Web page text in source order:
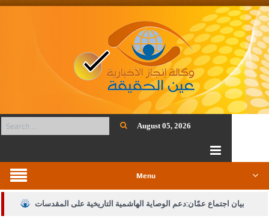
August 05, 2026
Menu
بيان اجتماع عمّان:دعم الوصاية الهاشمية التاريخية على المقدسات